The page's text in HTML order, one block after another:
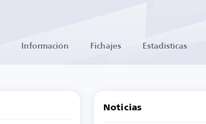
Información Fichajes Estadísticas
Noticias